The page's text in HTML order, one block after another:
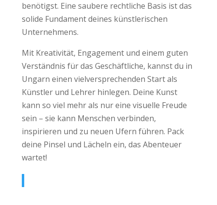
benötigst. Eine saubere rechtliche Basis ist das
solide Fundament deines künstlerischen
Unternehmens.
Mit Kreativität, Engagement und einem guten
Verständnis für das Geschäftliche, kannst du in
Ungarn einen vielversprechenden Start als
Künstler und Lehrer hinlegen. Deine Kunst
kann so viel mehr als nur eine visuelle Freude
sein – sie kann Menschen verbinden,
inspirieren und zu neuen Ufern führen. Pack
deine Pinsel und Lächeln ein, das Abenteuer
wartet!